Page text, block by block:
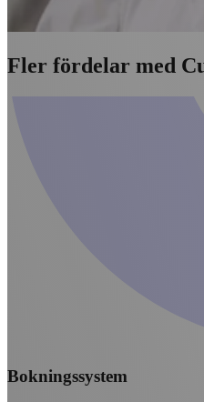
Fler fördelar med
Bokningssystem